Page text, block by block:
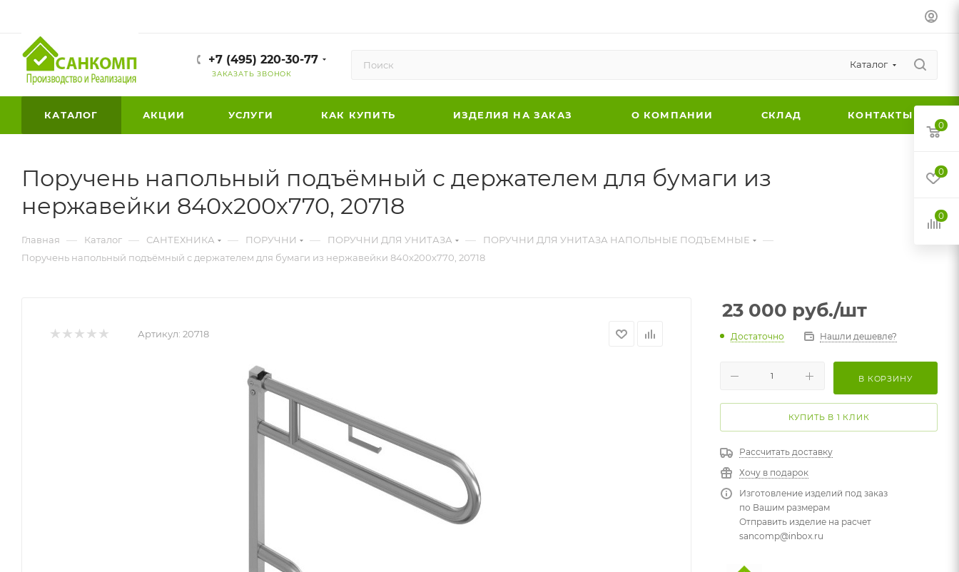
+7 (495) 220-30-77
ЗАКАЗАТЬ ЗВОНОК
Каталог
КАТАЛОГ АКЦИИ УСЛУГИ КАК КУПИТЬ ИЗДЕЛИЯ НА ЗАКАЗ О КОМПАНИИ СКЛАД КОНТАКТЫ
Поручень напольный подъёмный с держателем для бумаги из
нержавейки 840х200х770, 20718
Главная — Каталог — САНТЕХНИКА — ПОРУЧНИ — ПОРУЧНИ ДЛЯ УНИТАЗА — ПОРУЧНИ ДЛЯ УНИТАЗА НАПОЛЬНЫЕ ПОДЪЕМНЫЕ —
Поручень напольный подъёмный с держателем для бумаги из нержавейки 840х200х770, 20718
Артикул: 20718
23 000 руб./шт
Достаточно Нашли дешевле?
В КОРЗИНУ
КУПИТЬ В 1 КЛИК
Рассчитать доставку
Хочу в подарок
Изготовление изделий под заказ
по Вашим размерам
Отправить изделие на расчет
sancomp@inbox.ru
0
0
0